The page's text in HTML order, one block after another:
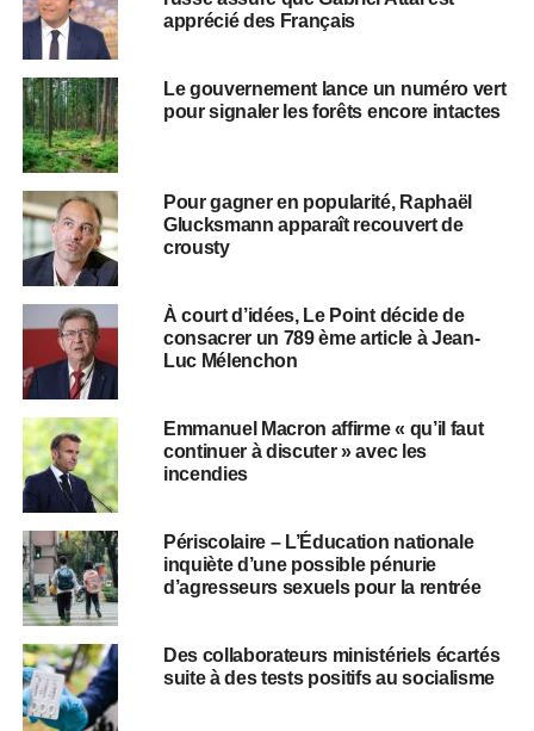
apprécié des Français
Le gouvernement lance un numéro vert
pour signaler les forêts encore intactes
Pour gagner en popularité, Raphaël
Glucksmann apparaît recouvert de
crousty
À court d’idées, Le Point décide de
consacrer un 789 ème article à Jean-
Luc Mélenchon
Emmanuel Macron affirme « qu’il faut
continuer à discuter » avec les
incendies
Périscolaire – L’Éducation nationale
inquiète d’une possible pénurie
d’agresseurs sexuels pour la rentrée
Des collaborateurs ministériels écartés
suite à des tests positifs au socialisme